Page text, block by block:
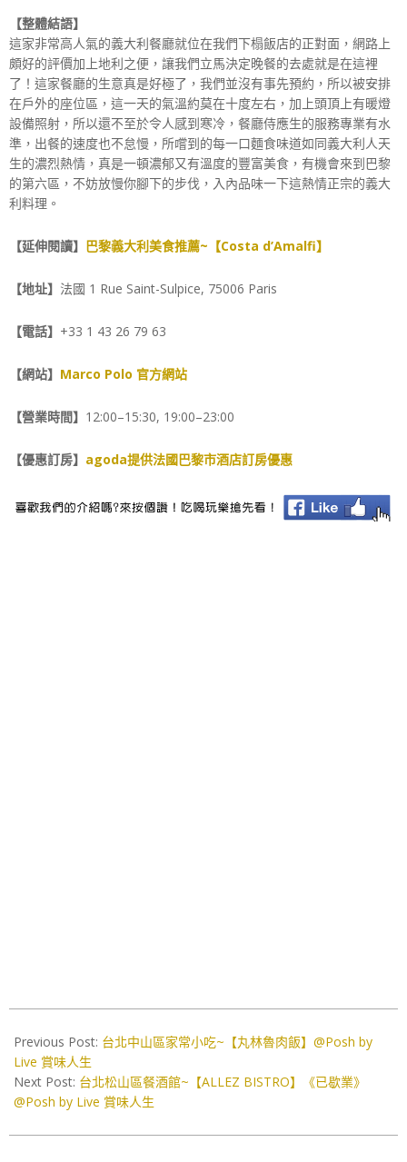
【整體結語】
這家非常高人氣的義大利餐廳就位在我們下榻飯店的正對面，網路上
頗好的評價加上地利之便，讓我們立馬決定晚餐的去處就是在這裡
了！這家餐廳的生意真是好極了，我們並沒有事先預約，所以被安排
在戶外的座位區，這一天的氣溫約莫在十度左右，加上頭頂上有暖燈
設備照射，所以還不至於令人感到寒冷，餐廳侍應生的服務專業有水
準，出餐的速度也不怠慢，所嚐到的每一口麵食味道如同義大利人天
生的濃烈熱情，真是一頓濃郁又有溫度的豐富美食，有機會來到巴黎
的第六區，不妨放慢你腳下的步伐，入內品味一下這熱情正宗的義大
利料理。
【延伸閱讀】 巴黎義大利美食推薦~【Costa d’Amalfi】
【地址】 法國 1 Rue Saint-Sulpice, 75006 Paris
【電話】 +33 1 43 26 79 63
【網站】 Marco Polo 官方網站
【營業時間】 12:00–15:30, 19:00–23:00
【優惠訂房】 agoda提供法國巴黎市酒店訂房優惠
05-
29
Previous Post: 台北中山區家常小吃~【丸林魯肉飯】@Posh by
Live 賞味人生
Next Post: 台北松山區餐酒館~【ALLEZ BISTRO】《已歇業》
@Posh by Live 賞味人生